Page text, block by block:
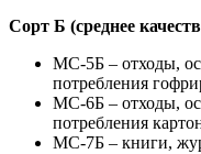
Сорт Б (среднее
МС-5Б – отходы,
потребления
МС-6Б – отходы,
потребления
МС-7Б – книги,